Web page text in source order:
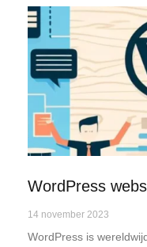
WordPress
14 november 2023
WordPress is